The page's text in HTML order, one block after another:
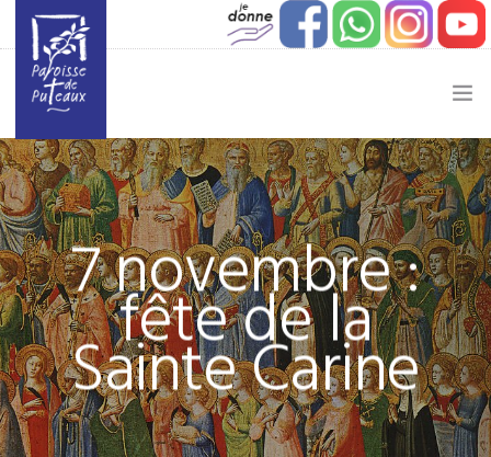
JE SOUHAITE…
ACTUALITÉ
JEUNESSE
ETAPES DE VIE
VIE PAROISSIALE
7 novembre :
fête de la
Sainte Carine